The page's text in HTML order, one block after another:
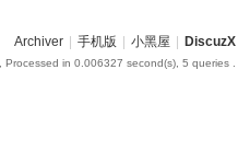
Archiver 手机版 小黑屋 DiscuzX
, Processed in 0.006327 second(s), 5 queries .